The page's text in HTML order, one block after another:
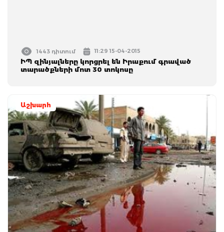
1443 դիտում 11:29 15-04-2015
ԻՊ զինյալները կորցրել են Իրաքում գրաված
տարածքների մոտ 30 տոկոսը
Աշխարհ